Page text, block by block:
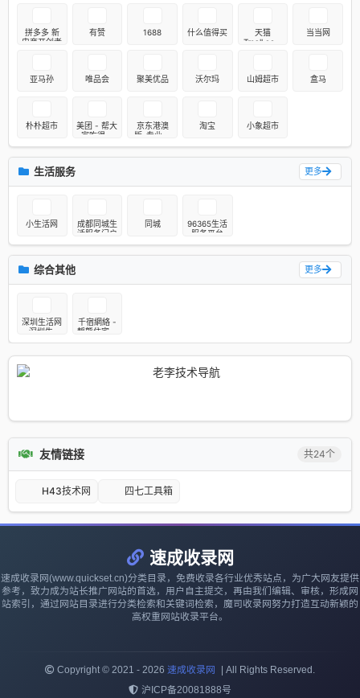
译|zend6解
密|Zend
a.com|
拼多多 新
电商开创者
有赞 1688 什么值得买
天猫
Tmall.com
当当网
亚马孙 唯品会 聚美优品 沃尔玛 山姆超市 盒马
朴朴超市
美团 - 帮大
家吃得更
好，生活更
京东港澳
版-专业的
综合网上购
淘宝 小象超市
生活服务 更多
小生活网
成都同城生
活服务门户
同城
96365生活
服务平台
综合其他 更多
深圳生活网
- 深圳生活
行业垂直门
千宿網絡 -
靜態住宅壹
手服務器_
友情链接 共24个
H43技术网 四七工具箱
速成收录网
速成收录网(www.quickset.cn)分类目录，免费收录各行业优秀站点，为广大网友提供
参考，致力成为站长推广网站的首选，用户自主提交，再由我们编辑、审核，形成网
站索引，通过网站目录进行分类检索和关键词检索，魔司收录网努力打造互动新颖的
高权重网站收录平台。
Copyright © 2021 - 2026速成收录网
All Rights Reserved.
沪ICP备20081888号